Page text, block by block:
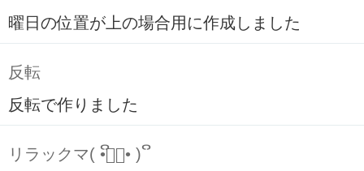
曜日の位置が上の場合用に作成しました
反転
反転で作りました
リラックマ( ິ•ᆺ⃘• )ິ